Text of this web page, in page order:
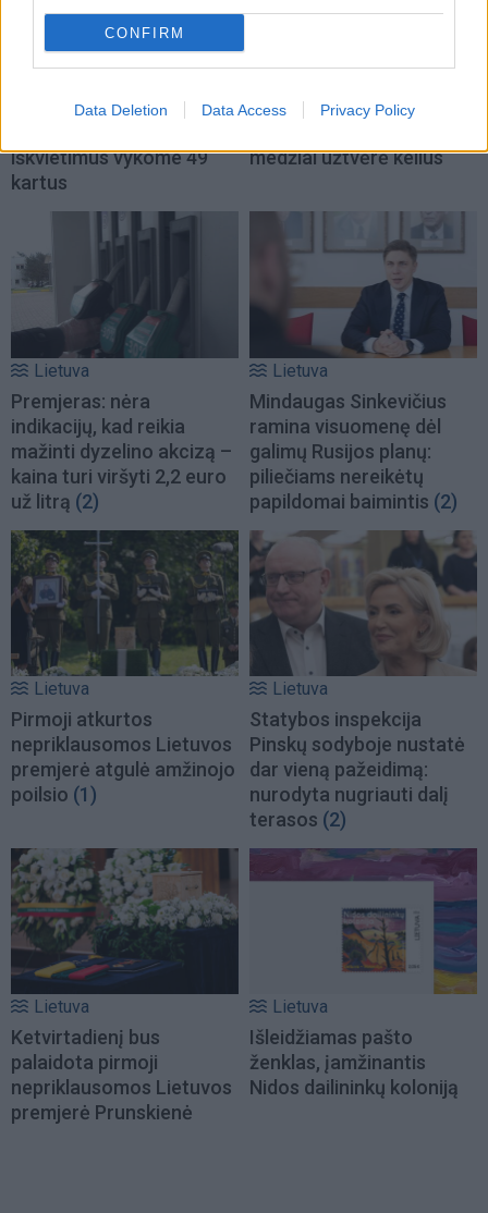
CONFIRM
Data Deletion Data Access Privacy Policy
Ugniagesiai: dėl audros
iškvietimus vykome 49
kartus
Varėnos rajoną ir vėl
medžiai užtvėrė kelius
Lietuva
Premjeras: nėra
indikacijų, kad reikia
mažinti dyzelino akcizą –
kaina turi viršyti 2,2 euro
už litrą (2)
Lietuva
Mindaugas Sinkevičius
ramina visuomenę dėl
galimų Rusijos planų:
piliečiams nereikėtų
papildomai baimintis (2)
Lietuva
Pirmoji atkurtos
nepriklausomos Lietuvos
premjerė atgulė amžinojo
poilsio (1)
Lietuva
Statybos inspekcija
Pinskų sodyboje nustatė
dar vieną pažeidimą:
nurodyta nugriauti dalį
terasos (2)
Lietuva
Ketvirtadienį bus
palaidota pirmoji
nepriklausomos Lietuvos
premjerė Prunskienė
Lietuva
Išleidžiamas pašto
ženklas, įamžinantis
Nidos dailininkų koloniją